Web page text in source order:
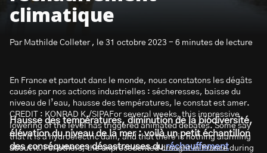
climatique
Par Mathilde Colleter , le 31 octobre 2023 - 6 minutes de lecture
En France et partout dans le monde, nous constatons les dégâts
causés par nos actions industrielles : sécheresses, baisse du
niveau de l’eau, hausse des températures, le constat est amer.
CREDIT : KONRAD K./SIPAFor several weeks, this impressive
lowering of the level has triggered animated debates. Some say
that it is a hydroelectric dam, and that there is nothing alarming
about it. For others, the unprecedented drought in France during
Hausse des températures, diminution de la biodiversité,
élévation du niveau de la mer : voilà un petit échantillon
des conséquences désastreuses duréchauffement
S’abonner à la newsletter